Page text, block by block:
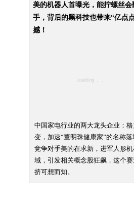
美的机器人首曝光，能拧螺丝会
手，背后的黑科技也带来“亿点
撼！
中国家电行业的两大龙头企业：
变，加速“董明珠健康家”的名称
竞争对手美的在求新，进军人形
域，引发相关概念股狂飙，这个
挤可想而知。